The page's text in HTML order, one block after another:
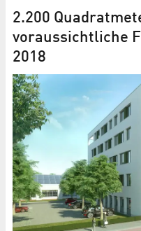
2.200
voraussichtliche
2018